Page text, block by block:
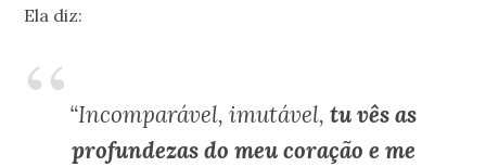
Ela diz:
“Incomparável, imutável, tu vês as
profundezas do meu coração e me